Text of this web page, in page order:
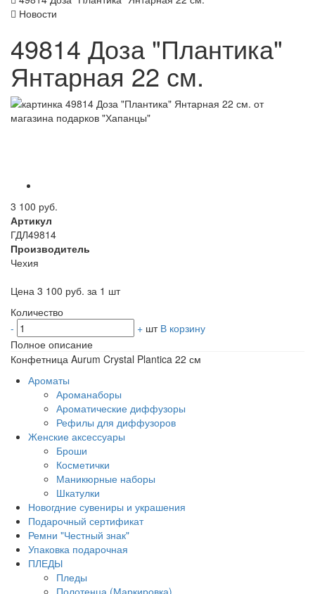
Новости
49814 Доза "Плантика"
Янтарная 22 см.
3 100 руб.
Артикул
ГДЛ49814
Производитель
Чехия
Цена 3 100 руб. за 1 шт
Количество
-
+ шт В корзину
Полное описание
Конфетница Aurum Crystal Plantica 22 см
Ароматы
Ароманаборы
Ароматические диффузоры
Рефилы для диффузоров
Женские аксессуары
Броши
Косметички
Маникюрные наборы
Шкатулки
Новогдние сувениры и украшения
Подарочный сертификат
Ремни "Честный знак"
Упаковка подарочная
ПЛЕДЫ
Пледы
Полотенца (Маркировка)